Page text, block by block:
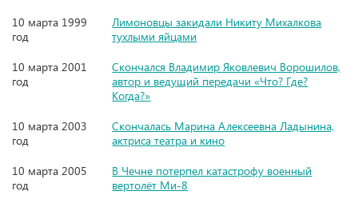
10 марта 1999
год
Лимоновцы закидали Никиту Михалкова
тухлыми яйцами
10 марта 2001
год
Скончался Владимир Яковлевич Ворошилов,
автор и ведущий передачи «Что? Где?
Когда?»
10 марта 2003
год
Скончалась Марина Алексеевна Ладынина,
актриса театра и кино
10 марта 2005
год
В Чечне потерпел катастрофу военный
вертолёт Ми-8